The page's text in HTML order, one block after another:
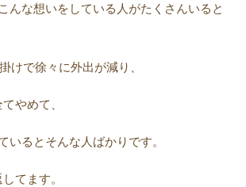
んな想いをしている人がたくさんいると
けで徐々に外出が減り、
やめて、
るとそんな人ばかりです。
てます。